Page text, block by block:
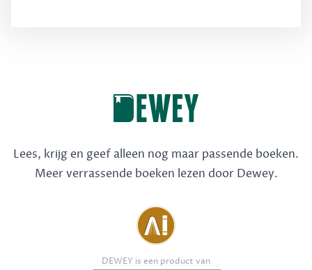
Lees, krijg en geef alleen nog maar passende boeken.
Meer verrassende boeken lezen door Dewey.
DEWEY is een product van